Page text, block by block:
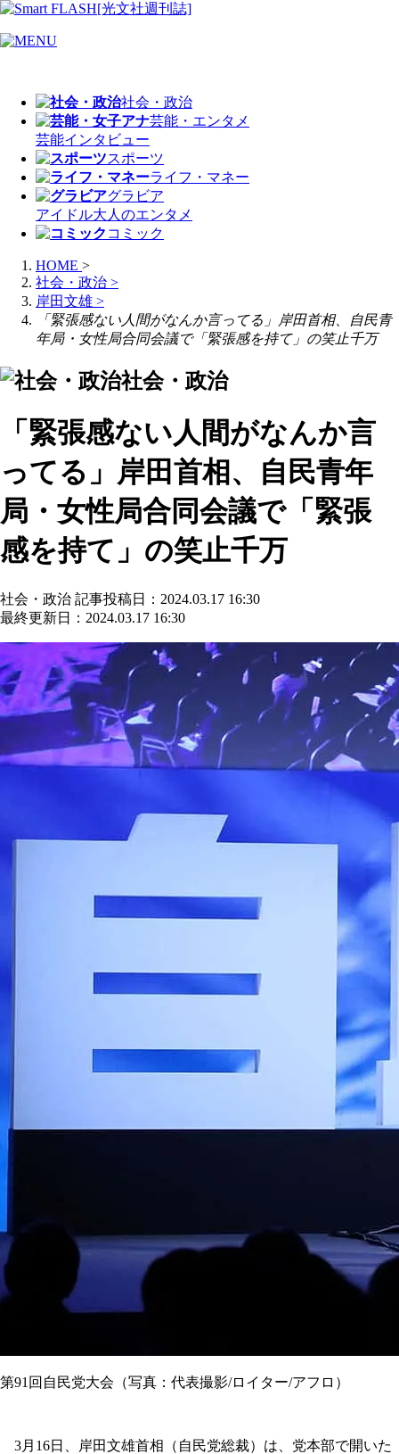
社会・政治
芸能・エンタメ
芸能インタビュー
スポーツ
ライフ・マネー
グラビア
アイドル大人のエンタメ
コミック
HOME >
社会・政治 >
岸田文雄 >
「緊張感ない人間がなんか言ってる」岸田首相、自民青
年局・女性局合同会議で「緊張感を持て」の笑止千万
社会・政治
「緊張感ない人間がなんか言
ってる」岸田首相、自民青年
局・女性局合同会議で「緊張
感を持て」の笑止千万
社会・政治 記事投稿日：2024.03.17 16:30
最終更新日：2024.03.17 16:30
第91回自民党大会（写真：代表撮影/ロイター/アフロ）
3月16日、岸田文雄首相（自民党総裁）は、党本部で開いた